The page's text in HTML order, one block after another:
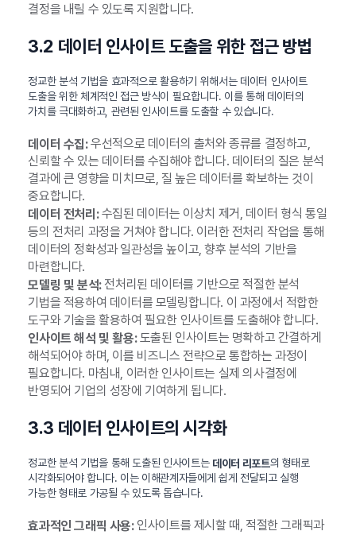
결정을 내릴 수 있도록 지원합니다.
3.2 데이터 인사이트 도출을 위한 접근 방법
정교한 분석 기법을 효과적으로 활용하기 위해서는 데이터 인사이트
도출을 위한 체계적인 접근 방식이 필요합니다. 이를 통해 데이터의
가치를 극대화하고, 관련된 인사이트를 도출할 수 있습니다.
데이터 수집:우선적으로 데이터의 출처와 종류를 결정하고,
신뢰할 수 있는 데이터를 수집해야 합니다. 데이터의 질은 분석
결과에 큰 영향을 미치므로, 질 높은 데이터를 확보하는 것이
중요합니다.
데이터 전처리:수집된 데이터는 이상치 제거, 데이터 형식 통일
등의 전처리 과정을 거쳐야 합니다. 이러한 전처리 작업을 통해
데이터의 정확성과 일관성을 높이고, 향후 분석의 기반을
마련합니다.
모델링 및 분석:전처리된 데이터를 기반으로 적절한 분석
기법을 적용하여 데이터를 모델링합니다. 이 과정에서 적합한
도구와 기술을 활용하여 필요한 인사이트를 도출해야 합니다.
인사이트 해석 및 활용:도출된 인사이트는 명확하고 간결하게
해석되어야 하며, 이를 비즈니스 전략으로 통합하는 과정이
필요합니다. 마침내, 이러한 인사이트는 실제 의사결정에
반영되어 기업의 성장에 기여하게 됩니다.
3.3 데이터 인사이트의 시각화
정교한 분석 기법을 통해 도출된 인사이트는 데이터 리포트의 형태로
시각화되어야 합니다. 이는 이해관계자들에게 쉽게 전달되고 실행
가능한 형태로 가공될 수 있도록 돕습니다.
효과적인 그래픽 사용:인사이트를 제시할 때, 적절한 그래픽과